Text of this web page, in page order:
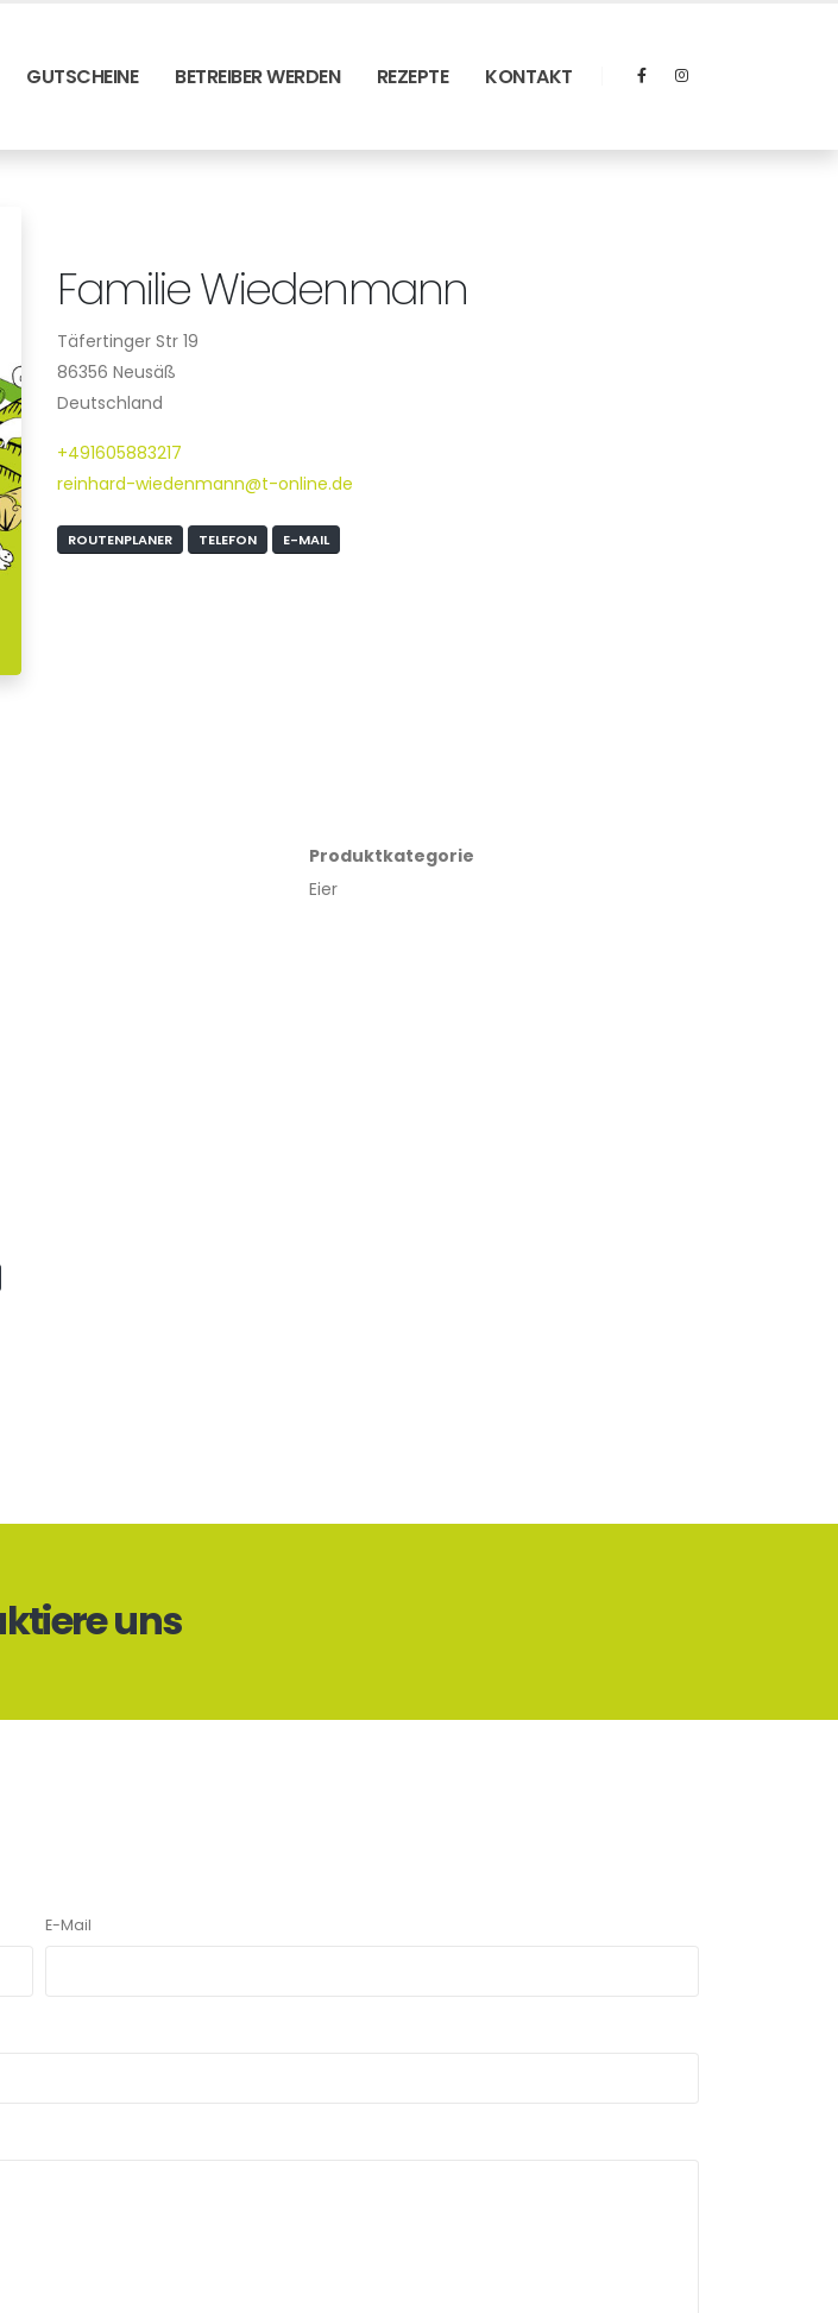
GUTSCHEINE BETREIBER WERDEN REZEPTE KONTAKT
Familie Wiedenmann
Täfertinger Str 19
86356 Neusäß
Deutschland
+491605883217
reinhard-wiedenmann@t-online.de
ROUTENPLANER TELEFON E-MAIL
Produktkategorie
Eier
uns
E-Mail